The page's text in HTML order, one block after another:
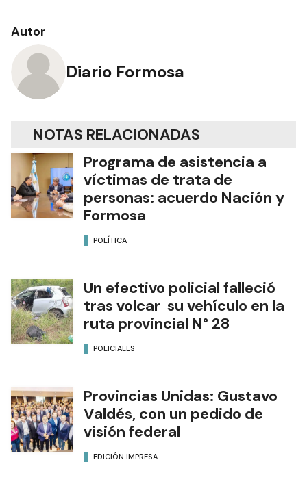
Autor
Diario Formosa
NOTAS RELACIONADAS
Programa de asistencia a
víctimas de trata de
personas: acuerdo Nación y
Formosa
POLÍTICA
Un efectivo policial falleció
tras volcar su vehículo en la
ruta provincial N° 28
POLICIALES
Provincias Unidas: Gustavo
Valdés, con un pedido de
visión federal
EDICIÓN IMPRESA